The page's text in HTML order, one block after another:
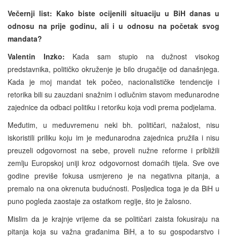
Večernji list: Kako biste ocijenili situaciju u BiH danas u
odnosu na prije godinu, ali i u odnosu na početak svog
mandata?
Valentin Inzko: Kada sam stupio na dužnost visokog
predstavnika, političko okruženje je bilo drugačije od današnjega.
Kada je moj mandat tek počeo, nacionalističke tendencije i
retorika bili su zauzdani snažnim i odlučnim stavom međunarodne
zajednice da odbaci politiku i retoriku koja vodi prema podjelama.
Međutim, u međuvremenu neki bh. političari, nažalost, nisu
iskoristili priliku koju im je međunarodna zajednica pružila i nisu
preuzeli odgovornost na sebe, proveli nužne reforme i približili
zemlju Europskoj uniji kroz odgovornost domaćih tijela. Sve ove
godine previše fokusa usmjereno je na negativna pitanja, a
premalo na ona okrenuta budućnosti. Posljedica toga je da BiH u
puno pogleda zaostaje za ostatkom regije, što je žalosno.
Mislim da je krajnje vrijeme da se političari zaista fokusiraju na
pitanja koja su važna građanima BiH, a to su gospodarstvo i